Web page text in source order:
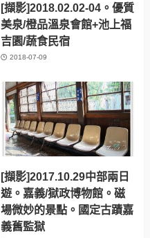
[擷影]2018.02.02-04。優質
美泉/橙品溫泉會館+池上福
吉園/蔬食民宿
2018-07-09
[擷影]2017.10.29中部兩日
遊。嘉義/獄政博物館。磁
場微妙的景點。國定古蹟嘉
義舊監獄